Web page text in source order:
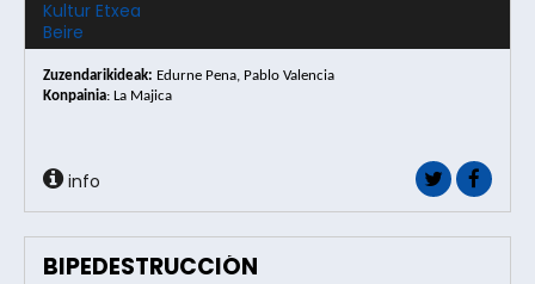
Kultur Etxea
Beire
Zuzendarikideak: Edurne Pena, Pablo Valencia
Konpainia: La Majica
info
BIPEDESTRUCCIÓN